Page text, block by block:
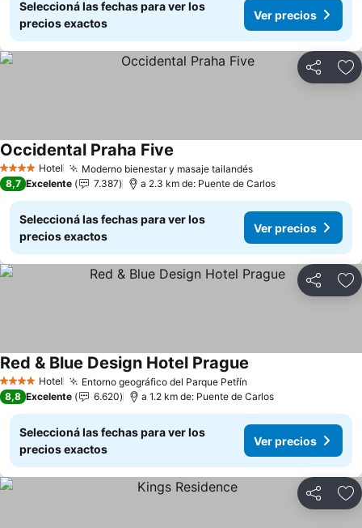
Seleccioná las fechas para ver los
precios exactos
Ver precios
Compartir
4 EstrellasHotel Moderno bienestar y masaje tailandés
Occidental Praha Five
8,7 Excelente 7.387 a 2.3 km de: Puente de Carlos
Seleccioná las fechas para ver los
precios exactos
Ver precios
Compartir
4 EstrellasHotel Entorno geográfico del Parque Petřín
Red & Blue Design Hotel Prague
8,8 Excelente 6.620 a 1.2 km de: Puente de Carlos
Seleccioná las fechas para ver los
precios exactos
Ver precios
Compartir